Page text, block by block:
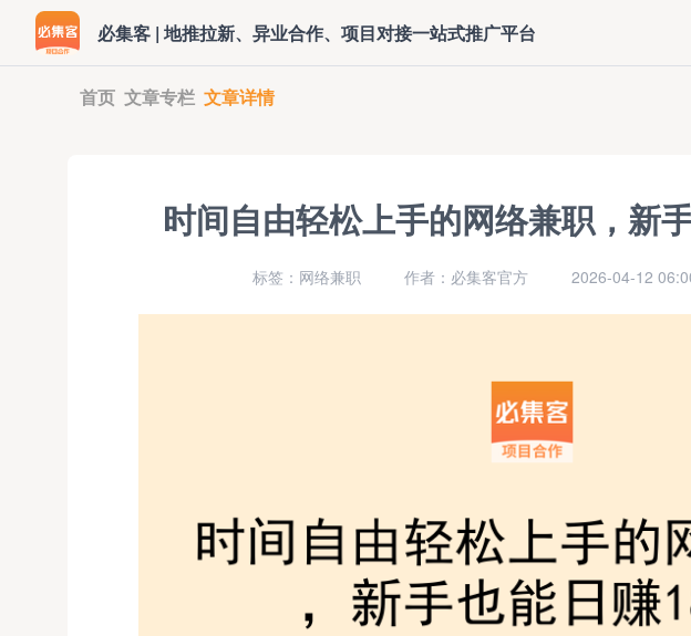
必集客 | 地推拉新、异业合作、项目对接一站式推广平台
首页 文章专栏 文章详情
时间自由轻松上手的网络兼职，新
标签：网络兼职 作者：必集客官方 2026-04-12